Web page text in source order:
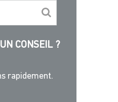
CONSEIL ?
rapidement.